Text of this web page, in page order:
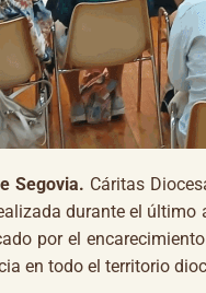
Segovia. Cáritas
durante el
por el
en todo el territorio